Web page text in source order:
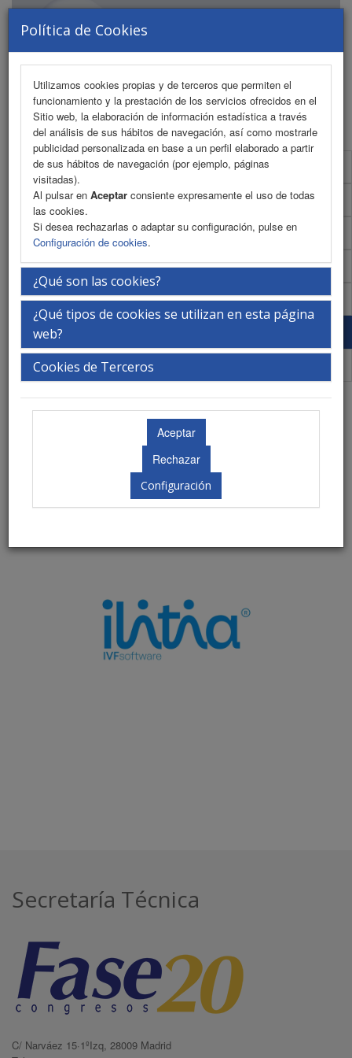
Política de Cookies
Utilizamos cookies propias y de terceros que permiten el
funcionamiento y la prestación de los servicios ofrecidos en el
Sitio web, la elaboración de información estadística a través
del análisis de sus hábitos de navegación, así como mostrarle
publicidad personalizada en base a un perfil elaborado a partir
de sus hábitos de navegación (por ejemplo, páginas
visitadas).
Al pulsar en Aceptar consiente expresamente el uso de todas
las cookies.
Si desea rechazarlas o adaptar su configuración, pulse en
Configuración de cookies.
¿Qué son las cookies?
¿Qué tipos de cookies se utilizan en esta página
web?
Cookies de Terceros
Configuración
MENU
Formulario de contacto
Plano de exposición
Dossier comercial
Normativa de envío y montaje
Patrocinadores
Colaboradores
Código Ético FENIN
Colaboradores
Secretaría Técnica
C/ Narváez 15·1ºIzq, 28009 Madrid